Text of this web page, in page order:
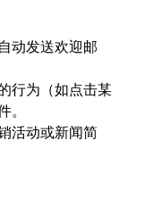
动发送欢迎邮
行为（如点击某
。
活动或新闻简